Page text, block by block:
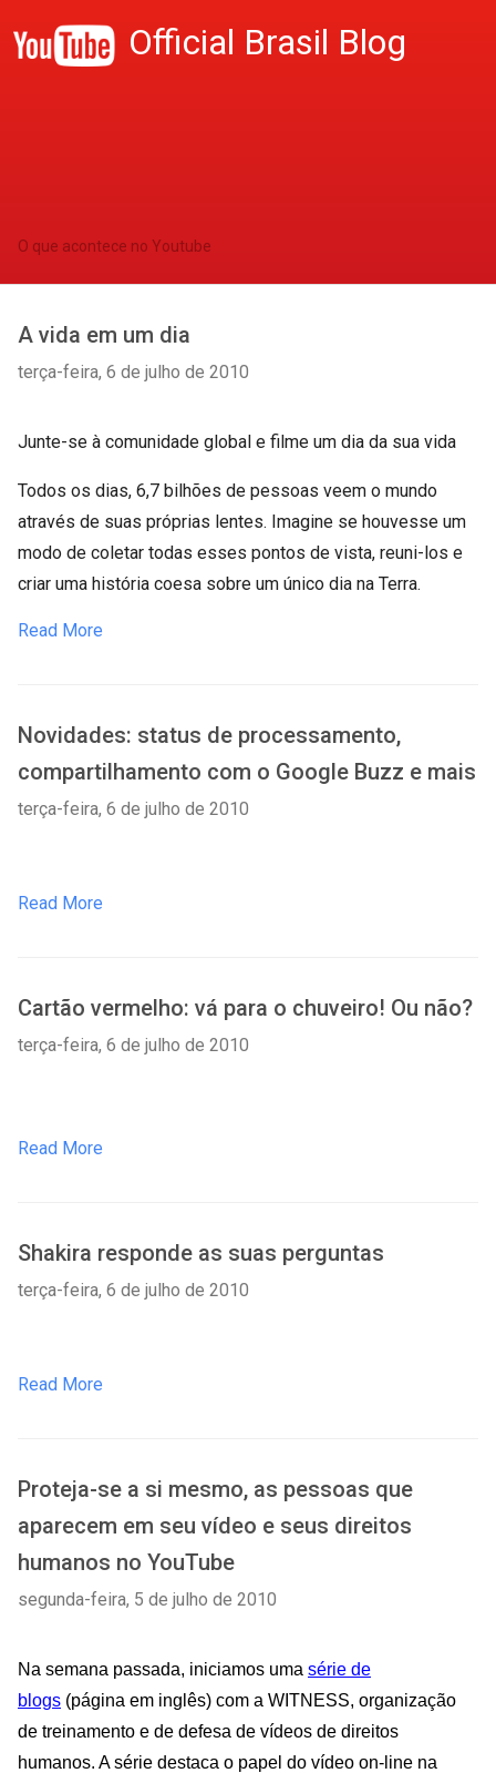
Official Brasil Blog
O que acontece no Youtube
A vida em um dia
terça-feira, 6 de julho de 2010
Junte-se à comunidade global e filme um dia da sua vida
Todos os dias, 6,7 bilhões de pessoas veem o mundo
através de suas próprias lentes. Imagine se houvesse um
modo de coletar todas esses pontos de vista, reuni-los e
criar uma história coesa sobre um único dia na Terra.
Read More
Novidades: status de processamento,
compartilhamento com o Google Buzz e mais
terça-feira, 6 de julho de 2010
Read More
Cartão vermelho: vá para o chuveiro! Ou não?
terça-feira, 6 de julho de 2010
Read More
Shakira responde as suas perguntas
terça-feira, 6 de julho de 2010
Read More
Proteja-se a si mesmo, as pessoas que
aparecem em seu vídeo e seus direitos
humanos no YouTube
segunda-feira, 5 de julho de 2010
Na semana passada, iniciamos uma série de
blogs (página em inglês) com a WITNESS, organização
de treinamento e de defesa de vídeos de direitos
humanos. A série destaca o papel do vídeo on-line na